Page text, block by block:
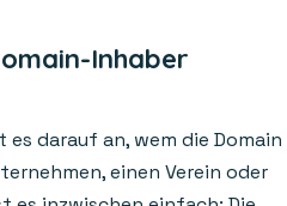
Inhaber
darauf an, wem die Domain
einen Verein oder